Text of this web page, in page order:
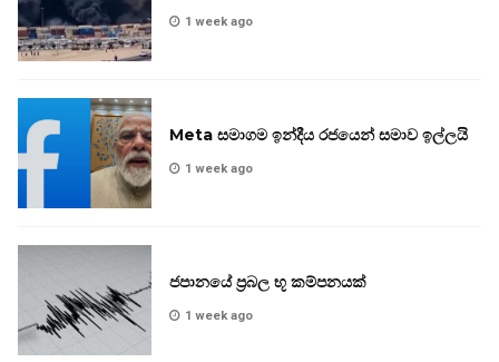
1 week ago
Meta සමාගම ඉන්දීය රජයෙන් සමාව ඉල්ලයි
1 week ago
ජපානයේ ප්‍රබල භූ කම්පනයක්
1 week ago